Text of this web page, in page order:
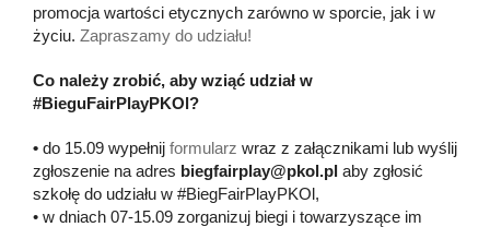
promocja wartości etycznych zarówno w sporcie, jak i w
życiu. Zapraszamy do udziału!
Co należy zrobić, aby wziąć udział w
#BieguFairPlayPKOl?
• do 15.09 wypełnij formularz wraz z załącznikami lub wyślij
zgłoszenie na adres biegfairplay@pkol.pl aby zgłosić
szkołę do udziału w #BiegFairPlayPKOl,
• w dniach 07-15.09 zorganizuj biegi i towarzyszące im